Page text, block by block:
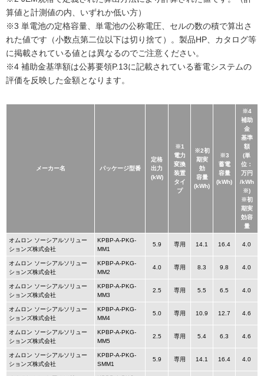
算値と計測値の内、いずれか低い方）
※3 単電池の定格容量、単電池の公称電圧、セルの数の積で算出さ
れた値です（小数点第二位以下は切り捨て）。製品HP、カタログ等
に掲載されている値とは異なるのでご注意ください。
※4 補助金基準額は公募要領P.13に記載されている蓄電システムの
評価を反映した金額となります。
メーカー名 パッケージ型番
定格
出力
(kW)
※1
電力
変換
装置
タイ
プ
※2初
期実
効
容量
(kWh)
※3
蓄電
容量
(kWh)
※4
補助
金
基準
額
(単
位：
万円
/kWh
※)
※初
期実
効容
量
オムロン ソーシアルソリュー
ションズ株式会社
KPBP-A-PKG-
MM1
5.9 専用 14.1 16.4 4.0
オムロン ソーシアルソリュー
ションズ株式会社
KPBP-A-PKG-
MM2
4.0 専用 8.3 9.8 4.0
オムロン ソーシアルソリュー
ションズ株式会社
KPBP-A-PKG-
MM3
2.5 専用 5.5 6.5 4.0
オムロン ソーシアルソリュー
ションズ株式会社
KPBP-A-PKG-
MM4
5.0 専用 10.9 12.7 4.6
オムロン ソーシアルソリュー
ションズ株式会社
KPBP-A-PKG-
MM5
2.5 専用 5.4 6.3 4.6
オムロン ソーシアルソリュー
ションズ株式会社
KPBP-A-PKG-
SMM1
5.9 専用 14.1 16.4 4.0